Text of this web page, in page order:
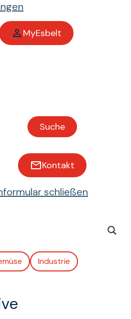
MyEsbelt
Suche
Kontakt
schließen
Industrie